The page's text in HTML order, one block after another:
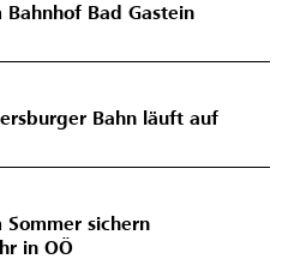
Bad Gastein
Bahn läuft auf
Sommer sichern
in OÖ